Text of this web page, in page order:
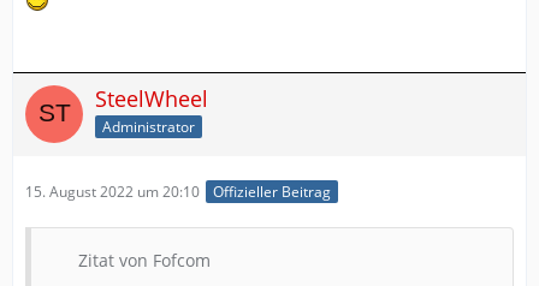
SteelWheel
Administrator
15. August 2022 um 20:10 Offizieller Beitrag
Zitat von Fofcom